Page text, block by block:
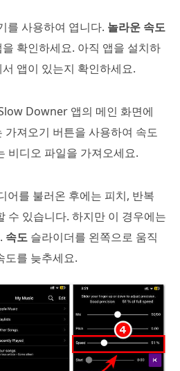
를 사용하여 엽니다. 놀라운 속도
확인하세요. 아직 앱을 설치하
앱이 있는지 확인하세요.
Downer 앱의 메인 화면에
가져오기 버튼을 사용하여 속도
비디오 파일을 가져오세요.
어를 불러온 후에는 피치, 반복
수 있습니다. 하지만 이 경우에는
속도 슬라이더를 왼쪽으로 움직
도를 늦추세요.